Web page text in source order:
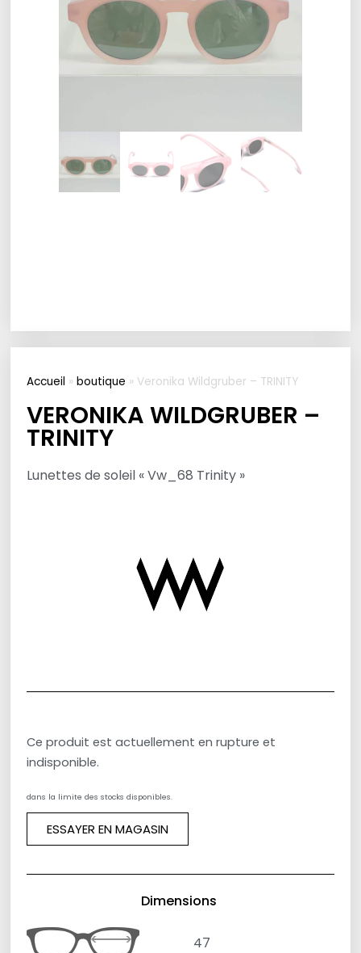
Accueil »boutique » Veronika Wildgruber – TRINITY
VERONIKA WILDGRUBER –
TRINITY
Lunettes de soleil « Vw_68 Trinity »
Ce produit est actuellement en rupture et
indisponible.
dans la limite des stocks disponibles.
ESSAYER EN MAGASIN
Dimensions
47